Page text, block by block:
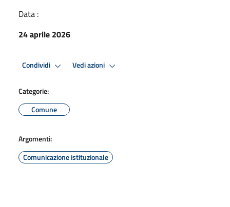
Data :
24 aprile 2026
Condividi Vedi azioni
Categorie:
Comune
Argomenti:
Comunicazione istituzionale